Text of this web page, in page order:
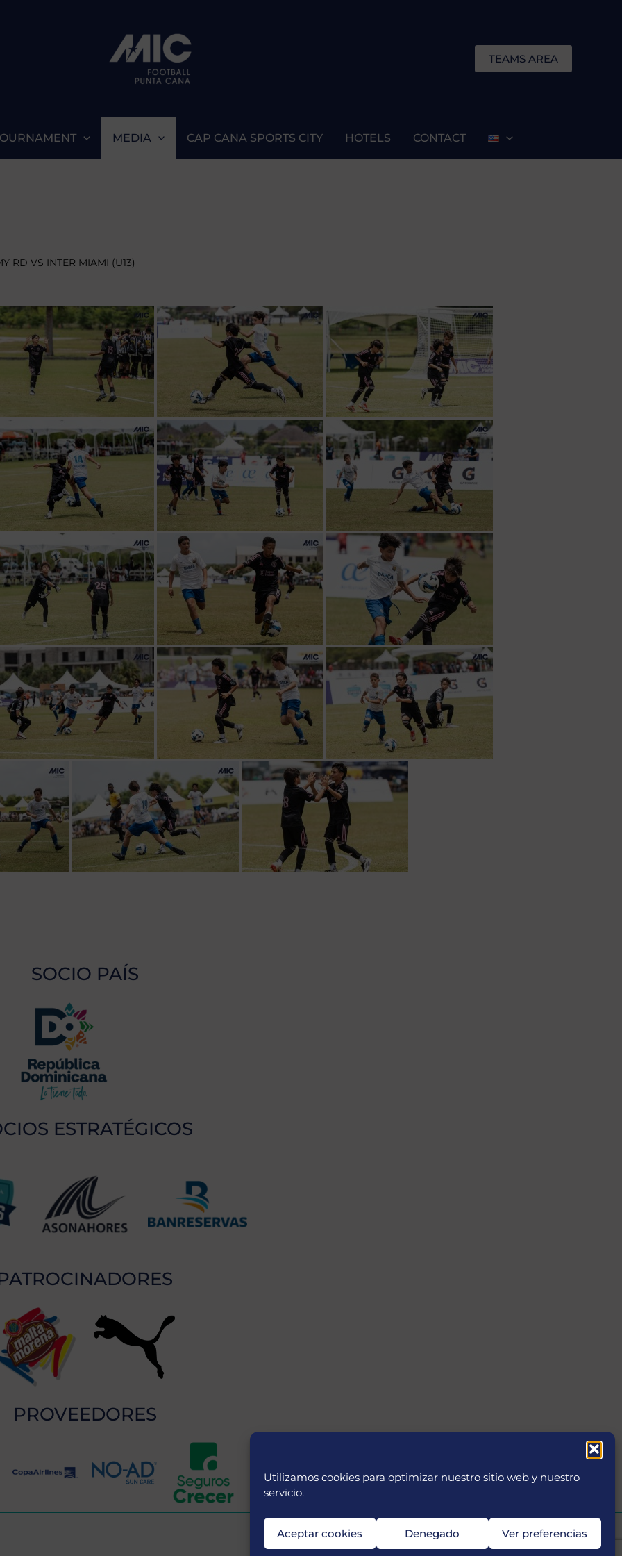
Utilizamos cookies para optimizar nuestro sitio web y nuestro
servicio.
Aceptar cookies Denegado Ver preferencias
TEAMS AREA
MEDIA CAP CANA SPORTS CITY HOTELS CONTACT
RD VS INTER MIAMI (U13)
SOCIO PAÍS
ESTRATÉGICOS
PROVEEDORES